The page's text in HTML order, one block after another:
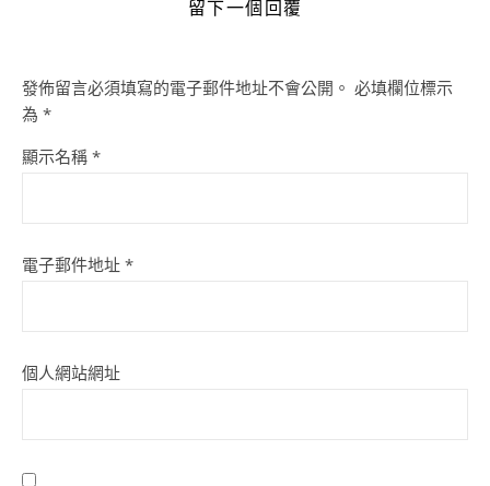
留下一個回覆
發佈留言必須填寫的電子郵件地址不會公開。 必填欄位標示
為 *
顯示名稱 *
電子郵件地址 *
個人網站網址